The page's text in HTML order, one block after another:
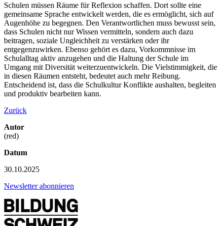
Schulen müssen Räume für Reflexion schaffen. Dort sollte eine
gemeinsame Sprache entwickelt werden, die es ermöglicht, sich auf
Augenhöhe zu begegnen. Den Verantwortlichen muss bewusst sein,
dass Schulen nicht nur Wissen vermitteln, sondern auch dazu
beitragen, soziale Ungleichheit zu verstärken oder ihr
entgegenzuwirken. Ebenso gehört es dazu, Vorkommnisse im
Schulalltag aktiv anzugehen und die Haltung der Schule im
Umgang mit Diversität weiterzuentwickeln. Die Vielstimmigkeit, die
in diesen Räumen entsteht, bedeutet auch mehr Reibung.
Entscheidend ist, dass die Schulkultur Konflikte aushalten, begleiten
und produktiv bearbeiten kann.
Zurück
Autor
(red)
Datum
30.10.2025
Newsletter abonnieren